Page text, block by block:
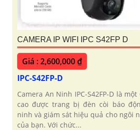
CAMERA IP WIFI IPC S42FP D
Giá : 2,600,000 ₫
IPC-S42FP-D
Camera An Ninh IPC-S42FP-D là
cao được trang bị đèn còi báo
ninh và giám sát hiệu quả cho ngôi
của bạn. Với chức...